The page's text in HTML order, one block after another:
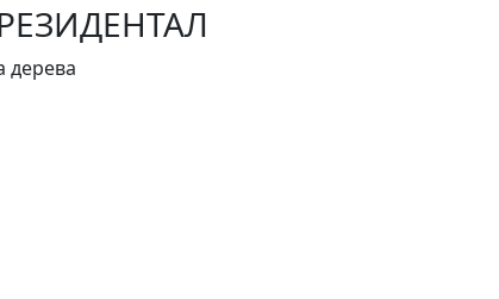
дерева